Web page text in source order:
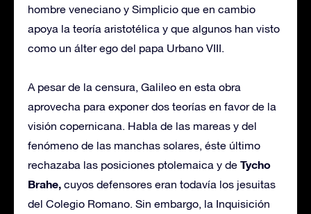
hombre veneciano y Simplicio que en cambio
apoya la teoría aristotélica y que algunos han visto
como un álter ego del papa Urbano VIII.
A pesar de la censura, Galileo en esta obra
aprovecha para exponer dos teorías en favor de la
visión copernicana. Habla de las mareas y del
fenómeno de las manchas solares, éste último
rechazaba las posiciones ptolemaica y de Tycho
Brahe, cuyos defensores eran todavía los jesuitas
del Colegio Romano. Sin embargo, la Inquisición